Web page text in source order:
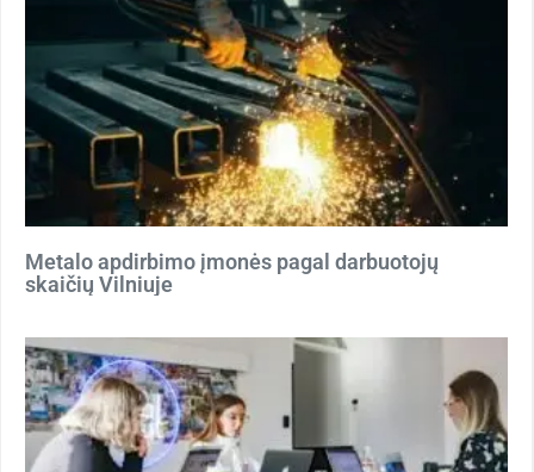
Metalo apdirbimo įmonės pagal darbuotojų
skaičių Vilniuje